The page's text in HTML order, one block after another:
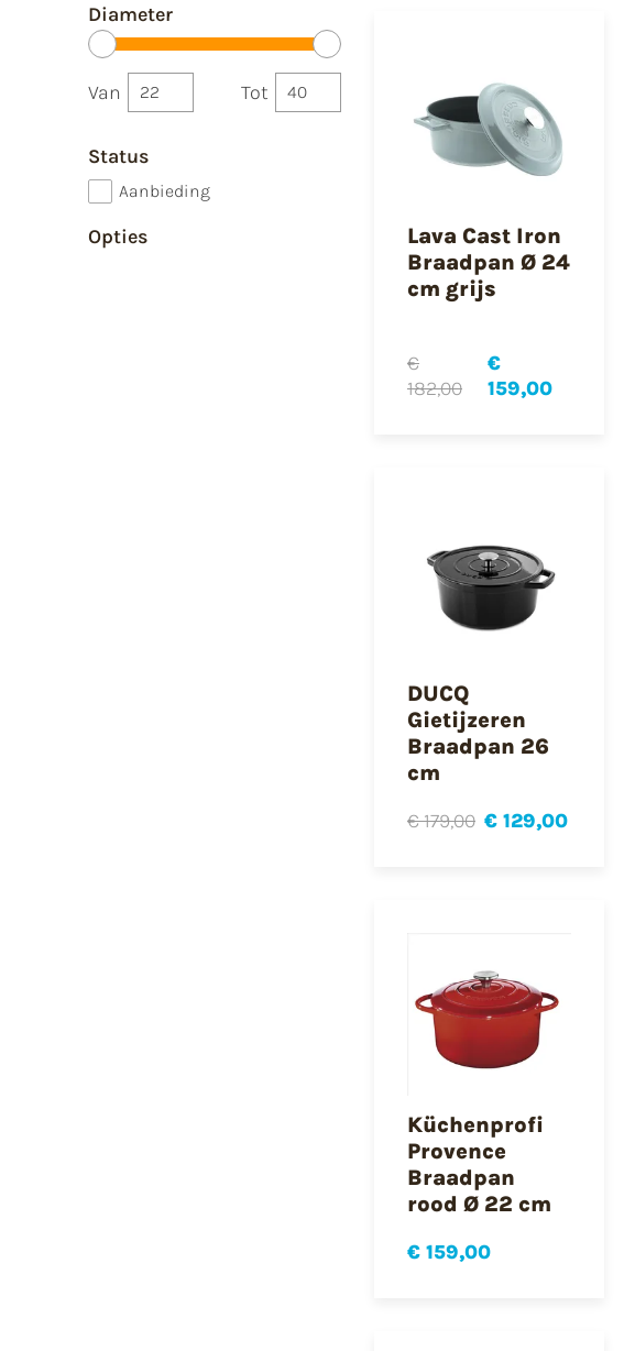
Diameter
Van Tot
Status
Aanbieding
Opties
Lava Cast Iron
Braadpan Ø 24
cm grijs
€
182,00
€
159,00
DUCQ
Gietijzeren
Braadpan 26
cm
€ 179,00 € 129,00
Küchenprofi
Provence
Braadpan
rood Ø 22 cm
€ 159,00